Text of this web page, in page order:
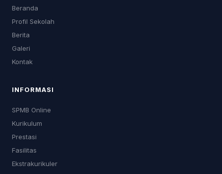
Beranda
Profil Sekolah
Berita
Galeri
Kontak
INFORMASI
SPMB Online
Kurikulum
Prestasi
Fasilitas
Ekstrakurikuler